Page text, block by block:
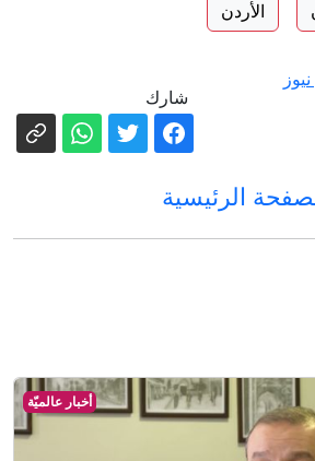
الأردن
شارك
الرئيسية
أخبار عالميّة